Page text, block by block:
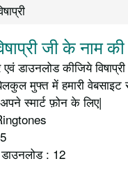
जी के नाम की
डाउनलोड कीजिये
मुफ्त में हमारी
स्मार्ट फ़ोन के लिए|
: 12